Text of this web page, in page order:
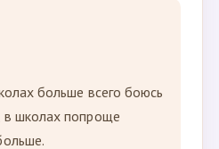
больше всего боюсь
школах попроще